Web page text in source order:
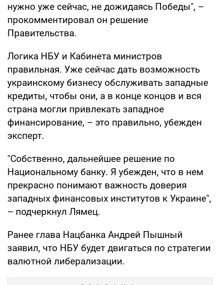
нужно уже сейчас, не дожидаясь Победы", –
прокомментировал он решение
Правительства.
Логика НБУ и Кабинета министров
правильная. Уже сейчас дать возможность
украинскому бизнесу обслуживать западные
кредиты, чтобы они, а в конце концов и вся
страна могли привлекать западное
финансирование, – это правильно, убежден
эксперт.
"Собственно, дальнейшее решение по
Национальному банку. Я убежден, что в нем
прекрасно понимают важность доверия
западных финансовых институтов к Украине",
– подчеркнул Лямец.
Ранее глава Нацбанка Андрей Пышный
заявил, что НБУ будет двигаться по стратегии
валютной либерализации.